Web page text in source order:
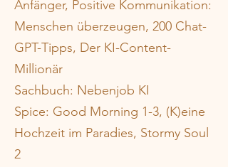
Anfänger, Positive Kommunikation:
Menschen überzeugen, 200 Chat-
GPT-Tipps, Der KI-Content-
Millionär
Sachbuch: Nebenjob KI
Spice: Good Morning 1-3, (K)eine
Hochzeit im Paradies, Stormy Soul
2